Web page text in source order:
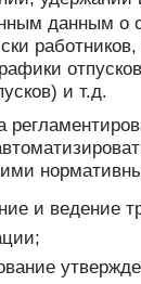
данным о
и т.д.
и ведение